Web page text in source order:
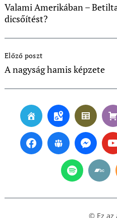
Valami Amerikában –
dicsőítést?
Navigation
Előző poszt
A nagyság hamis képzete
© Ez az